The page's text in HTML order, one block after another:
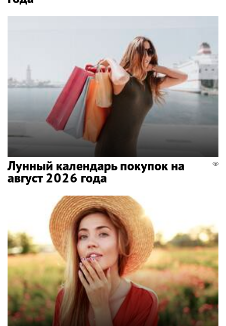
Лунный календарь покупок на
август 2026 года